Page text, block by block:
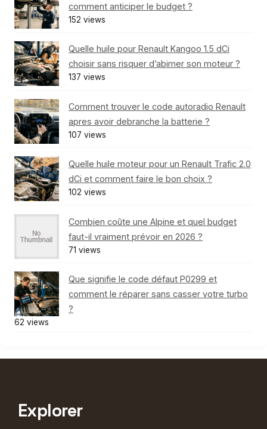
comment anticiper le budget ?
152 views
Quelle huile pour Renault Kangoo 1.5 dCi
choisir sans risquer d’abimer son moteur ?
137 views
Comment trouver le code autoradio Renault
apres avoir debranche la batterie ?
107 views
Quelle huile moteur pour un Renault Trafic 2.0
dCi et comment faire le bon choix ?
102 views
Combien coûte une Alpine et quel budget
faut-il vraiment prévoir en 2026 ?
71 views
Que signifie le code défaut P0299 et
comment le réparer sans casser votre turbo
?
62 views
Explorer